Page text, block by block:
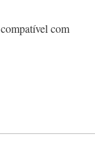
com